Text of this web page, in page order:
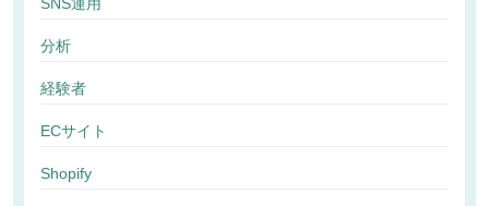
分析
経験者
ECサイト
Shopify